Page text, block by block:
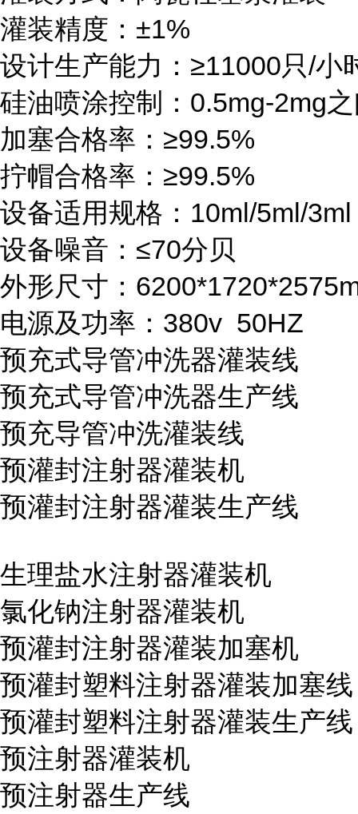
灌装精度：±1%
设计生产能力：≥11000只/小
硅油喷涂控制：0.5mg-2mg
加塞合格率：≥99.5%
拧帽合格率：≥99.5%
设备适用规格：10ml/5ml/
设备噪音：≤70分贝
外形尺寸：
电源及功率：380v 50HZ
预充式导管冲洗器灌装线
预充式导管冲洗器生产线
预充导管冲洗灌装线
预灌封注射器灌装机
预灌封注射器灌装生产线
生理盐水注射器灌装机
氯化钠注射器灌装机
预灌封注射器灌装加塞机
预灌封塑料注射器灌装加塞线
预灌封塑料注射器灌装生产线
预注射器灌装机
预注射器生产线